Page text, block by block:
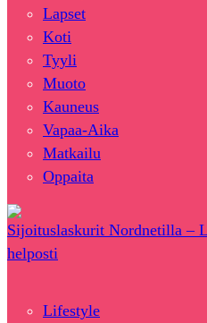
Lapset
Koti
Tyyli
Muoto
Kauneus
Vapaa-Aika
Matkailu
Oppaita
Sijoituslaskurit Nordnetilla –
helposti
Lifestyle